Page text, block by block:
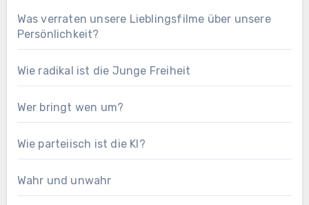
Was verraten unsere Lieblingsfilme über unsere
Persönlichkeit?
Wie radikal ist die Junge Freiheit
Wer bringt wen um?
Wie parteiisch ist die KI?
Wahr und unwahr